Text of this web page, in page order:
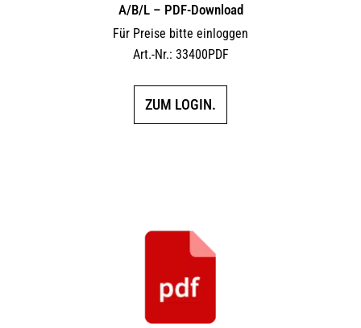
A/B/L – PDF-Download
Für Preise bitte einloggen
Art.-Nr.: 33400PDF
ZUM LOGIN.